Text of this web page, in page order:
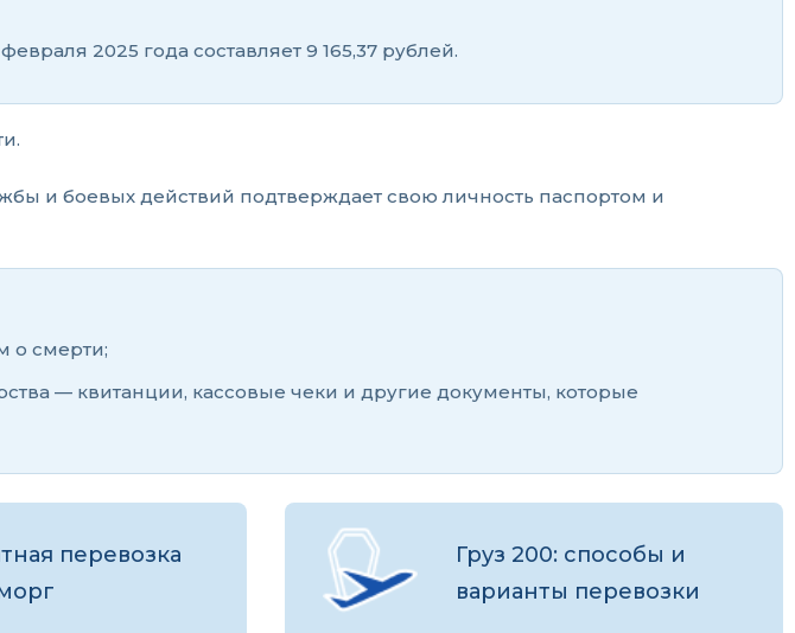
2025 года составляет 9 165,37 рублей.
и боевых действий подтверждает свою личность паспортом и
о смерти;
— квитанции, кассовые чеки и другие документы, которые
перевозка
Груз 200: способы и
варианты перевозки